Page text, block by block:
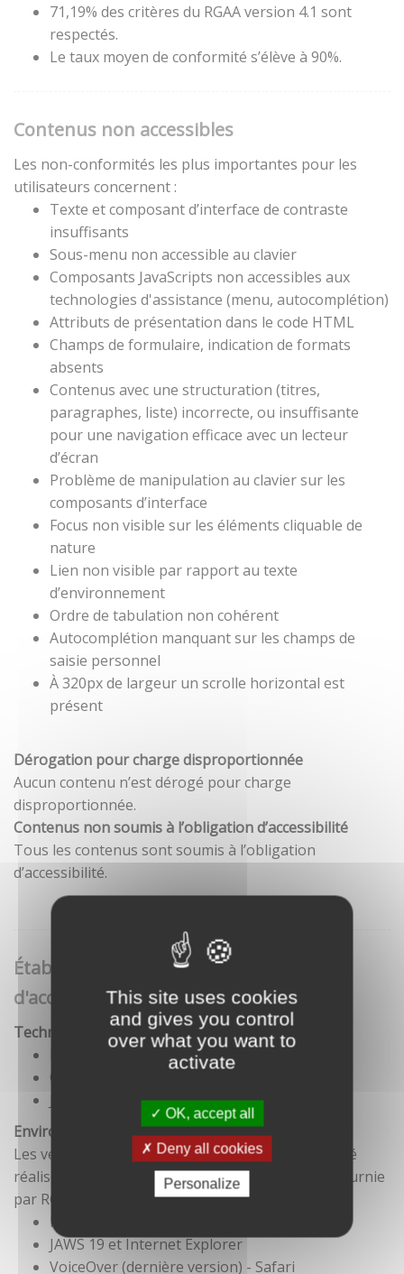
This site uses cookies
and gives you control
over what you want to
activate
OK, accept all
Deny all cookies
Personalize
71,19% des critères du RGAA version 4.1 sont
respectés.
Le taux moyen de conformité s’élève à 90%.
Contenus non accessibles
Les non-conformités les plus importantes pour les
utilisateurs concernent :
Texte et composant d’interface de contraste
insuffisants
Sous-menu non accessible au clavier
Composants JavaScripts non accessibles aux
technologies d'assistance (menu, autocomplétion)
Attributs de présentation dans le code HTML
Champs de formulaire, indication de formats
absents
Contenus avec une structuration (titres,
paragraphes, liste) incorrecte, ou insuffisante
pour une navigation efficace avec un lecteur
d’écran
Problème de manipulation au clavier sur les
composants d’interface
Focus non visible sur les éléments cliquable de
nature
Lien non visible par rapport au texte
d’environnement
Ordre de tabulation non cohérent
Autocomplétion manquant sur les champs de
saisie personnel
À 320px de largeur un scrolle horizontal est
présent
Dérogation pour charge disproportionnée
Aucun contenu n’est dérogé pour charge
disproportionnée.
Contenus non soumis à l’obligation d’accessibilité
Tous les contenus sont soumis à l’obligation
d’accessibilité.
Établissement de cette déclaration
d'accessibilité
Technologies utilisées pour la réalisation du site
CSS
Environnement de test
Les vérifications de restitution de contenus ont été
réalisées conformément à la base de référence fournie
par RGAA 3.
Firefox et NVDA
JAWS 19 et Internet Explorer
VoiceOver (dernière version) - Safari